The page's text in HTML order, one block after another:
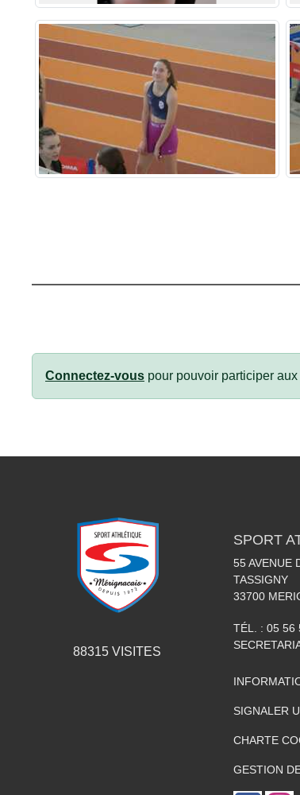
Connectez-vous pour pouvoir participer
88315VISITES
SPORT
55 AVENUE
TASSIGNY
33700
TÉL. : 05 56
SIGNALER
CHARTE
GESTION